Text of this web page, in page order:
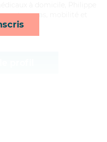
repas, mobilité et